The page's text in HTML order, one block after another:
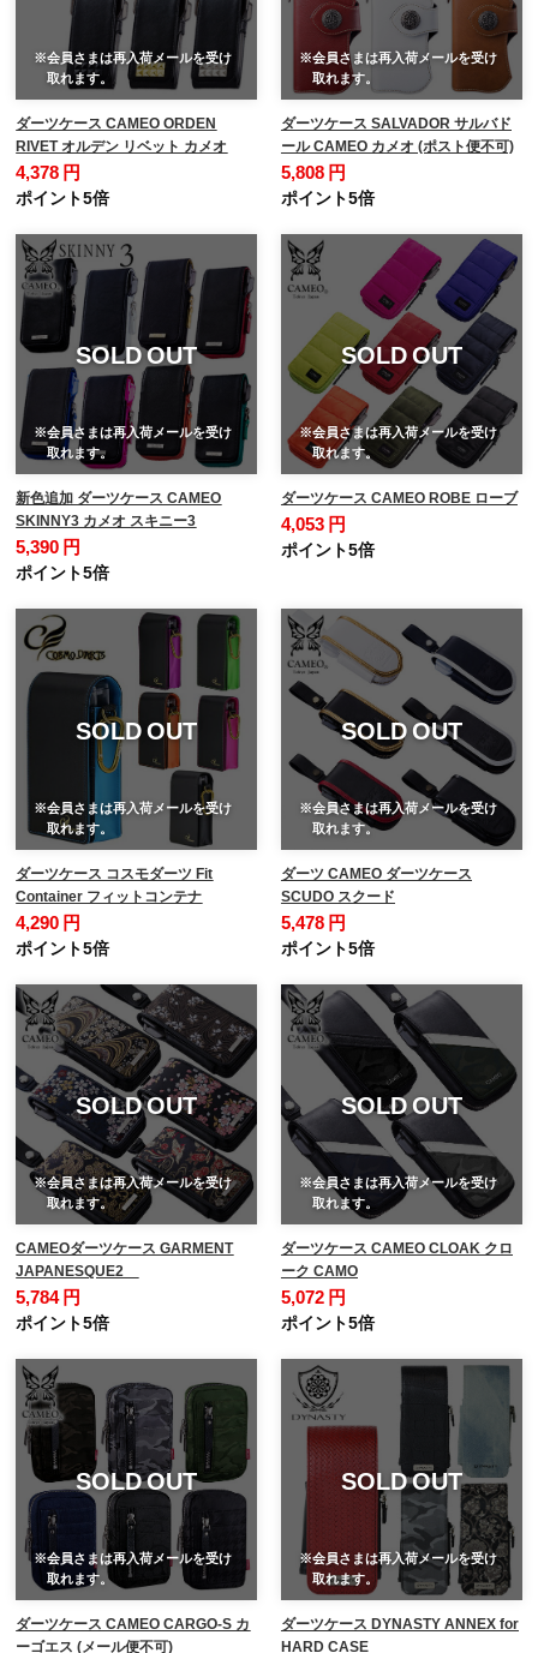
※会員さまは再入荷メールを受け
取れます。
ダーツケース CAMEO ORDEN
RIVET オルデン リベット カメオ
4,378 円
ポイント5倍
※会員さまは再入荷メールを受け
取れます。
ダーツケース SALVADOR サルバド
ール CAMEO カメオ (ポスト便不可)
5,808 円
ポイント5倍
SOLD OUT
※会員さまは再入荷メールを受け
取れます。
新色追加 ダーツケース CAMEO
SKINNY3 カメオ スキニー3
5,390 円
ポイント5倍
SOLD OUT
※会員さまは再入荷メールを受け
取れます。
ダーツケース CAMEO ROBE ローブ
4,053 円
ポイント5倍
SOLD OUT
※会員さまは再入荷メールを受け
取れます。
ダーツケース コスモダーツ Fit
Container フィットコンテナ
4,290 円
ポイント5倍
SOLD OUT
※会員さまは再入荷メールを受け
取れます。
ダーツ CAMEO ダーツケース
SCUDO スクード
5,478 円
ポイント5倍
SOLD OUT
※会員さまは再入荷メールを受け
取れます。
CAMEOダーツケース GARMENT
JAPANESQUE2
5,784 円
ポイント5倍
SOLD OUT
※会員さまは再入荷メールを受け
取れます。
ダーツケース CAMEO CLOAK クロ
ーク CAMO
5,072 円
ポイント5倍
SOLD OUT
※会員さまは再入荷メールを受け
取れます。
ダーツケース CAMEO CARGO-S カ
ーゴエス (メール便不可)
SOLD OUT
※会員さまは再入荷メールを受け
取れます。
ダーツケース DYNASTY ANNEX for
HARD CASE